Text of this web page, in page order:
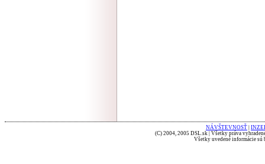
NÁVŠTEVNOSŤ
(C) 2004, 2005 DSL.sk | Všetky práva
Všetky uvedené informácie sú